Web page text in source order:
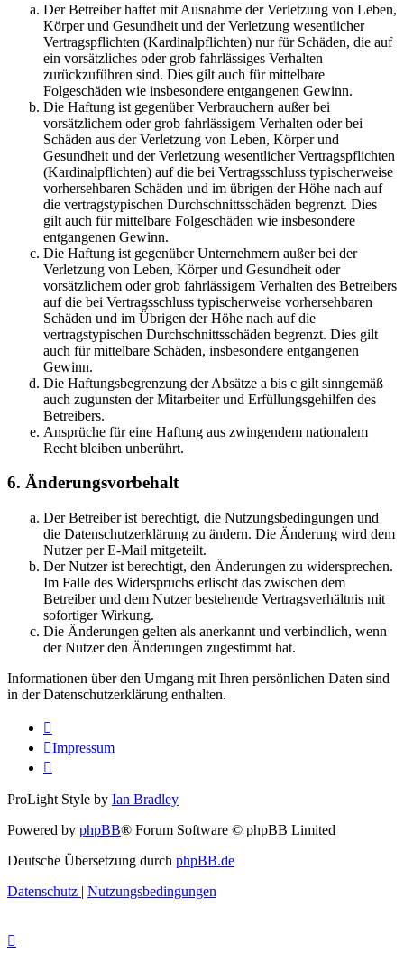
Der Betreiber haftet mit Ausnahme der Verletzung von Leben,
Körper und Gesundheit und der Verletzung wesentlicher
Vertragspflichten (Kardinalpflichten) nur für Schäden, die auf
ein vorsätzliches oder grob fahrlässiges Verhalten
zurückzuführen sind. Dies gilt auch für mittelbare
Folgeschäden wie insbesondere entgangenen Gewinn.
Die Haftung ist gegenüber Verbrauchern außer bei
vorsätzlichem oder grob fahrlässigem Verhalten oder bei
Schäden aus der Verletzung von Leben, Körper und
Gesundheit und der Verletzung wesentlicher Vertragspflichten
(Kardinalpflichten) auf die bei Vertragsschluss typischerweise
vorhersehbaren Schäden und im übrigen der Höhe nach auf
die vertragstypischen Durchschnittsschäden begrenzt. Dies
gilt auch für mittelbare Folgeschäden wie insbesondere
entgangenen Gewinn.
Die Haftung ist gegenüber Unternehmern außer bei der
Verletzung von Leben, Körper und Gesundheit oder
vorsätzlichem oder grob fahrlässigem Verhalten des Betreibers
auf die bei Vertragsschluss typischerweise vorhersehbaren
Schäden und im Übrigen der Höhe nach auf die
vertragstypischen Durchschnittsschäden begrenzt. Dies gilt
auch für mittelbare Schäden, insbesondere entgangenen
Gewinn.
Die Haftungsbegrenzung der Absätze a bis c gilt sinngemäß
auch zugunsten der Mitarbeiter und Erfüllungsgehilfen des
Betreibers.
Ansprüche für eine Haftung aus zwingendem nationalem
Recht bleiben unberührt.
6. Änderungsvorbehalt
Der Betreiber ist berechtigt, die Nutzungsbedingungen und
die Datenschutzerklärung zu ändern. Die Änderung wird dem
Nutzer per E-Mail mitgeteilt.
Der Nutzer ist berechtigt, den Änderungen zu widersprechen.
Im Falle des Widerspruchs erlischt das zwischen dem
Betreiber und dem Nutzer bestehende Vertragsverhältnis mit
sofortiger Wirkung.
Die Änderungen gelten als anerkannt und verbindlich, wenn
der Nutzer den Änderungen zugestimmt hat.
Informationen über den Umgang mit Ihren persönlichen Daten sind
in der Datenschutzerklärung enthalten.
Impressum
ProLight Style by Ian Bradley
Powered by phpBB® Forum Software © phpBB Limited
Deutsche Übersetzung durch phpBB.de
Datenschutz | Nutzungsbedingungen